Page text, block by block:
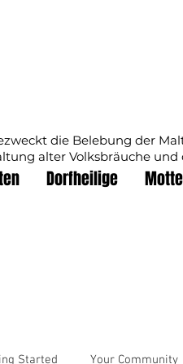
die Belebung der
alter Volksbräuche
Dorfheilige
Started Your Community